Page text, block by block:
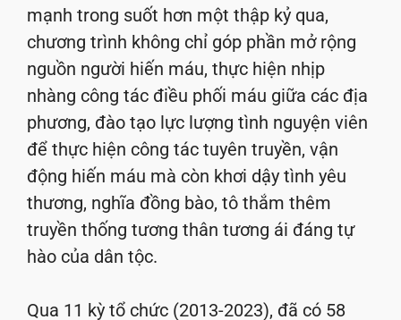
mạnh trong suốt hơn một thập kỷ qua,
chương trình không chỉ góp phần mở rộng
nguồn người hiến máu, thực hiện nhịp
nhàng công tác điều phối máu giữa các địa
phương, đào tạo lực lượng tình nguyện viên
để thực hiện công tác tuyên truyền, vận
động hiến máu mà còn khơi dậy tình yêu
thương, nghĩa đồng bào, tô thắm thêm
truyền thống tương thân tương ái đáng tự
hào của dân tộc.
Qua 11 kỳ tổ chức (2013-2023), đã có 58